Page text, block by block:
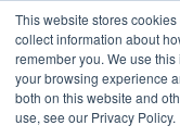
This website stores
collect information about
remember you. We use
your browsing experience
both on this website and
use, see our Privacy Policy.